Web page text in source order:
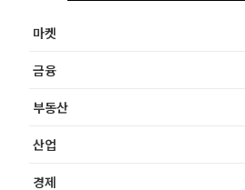
마켓
금융
부동산
산업
경제